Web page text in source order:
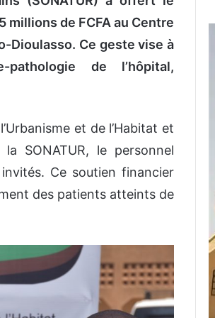
millions de FCFA au Centre
Dioulasso. Ce geste vise à
de l’hôpital,
et de l’Habitat et
SONATUR, le personnel
Ce soutien financier
des patients atteints de